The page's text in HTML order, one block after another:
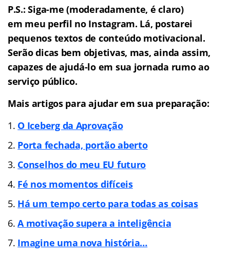
P.S.: Siga-me (moderadamente, é claro)
em meu perfil no Instagram. Lá, postarei
pequenos textos de conteúdo motivacional.
Serão dicas bem objetivas, mas, ainda assim,
capazes de ajudá-lo em sua jornada rumo ao
serviço público.
Mais artigos para ajudar em sua preparação:
O Iceberg da Aprovação
Porta fechada, portão aberto
Conselhos do meu EU futuro
Fé nos momentos difíceis
Há um tempo certo para todas as coisas
A motivação supera a inteligência
Imagine uma nova história…